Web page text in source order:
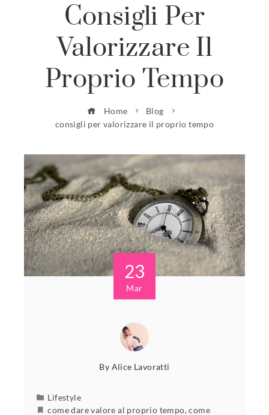
Consigli Per
Valorizzare Il
Proprio Tempo
Home
Blog
consigli per valorizzare il proprio tempo
23
Mar
By Alice Lavoratti
Lifestyle
come dare valore al proprio tempo,come